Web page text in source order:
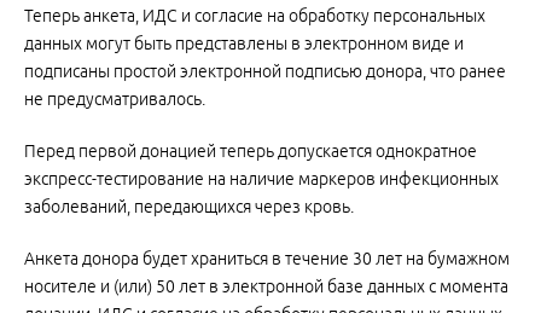
Теперь анкета, ИДС и согласие на обработку персональных
данных могут быть представлены в электронном виде и
подписаны простой электронной подписью донора, что ранее
не предусматривалось.
Перед первой донацией теперь допускается однократное
экспресс-тестирование на наличие маркеров инфекционных
заболеваний, передающихся через кровь.
Анкета донора будет храниться в течение 30 лет на бумажном
носителе и (или) 50 лет в электронной базе данных с момента